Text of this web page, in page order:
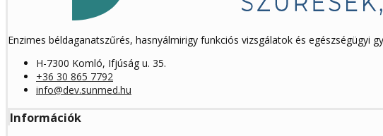
Enzimes béldaganatszűrés, hasnyálmirigy funkciós vizsgálatok és egészségügyi
H-7300 Komló, Ifjúság u. 35.
+36 30 865 7792
info@dev.sunmed.hu
Információk